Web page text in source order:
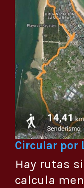
Circular por
Hay rutas
calcula